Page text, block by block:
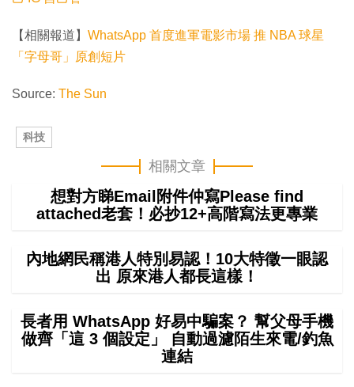
【相關報道】 WhatsApp 首度進軍電影市場 推 NBA 球星
「字母哥」原創短片
Source: The Sun
科技
相關文章
想對方睇Email附件仲寫Please find
attached老套！必抄12+高階寫法更專業
內地網民稱港人特別易認！10大特徵一眼認
出 原來港人都長這樣！
長者用 WhatsApp 好易中騙案？ 幫父母手機
做齊「這 3 個設定」 自動過濾陌生來電/釣魚
連結